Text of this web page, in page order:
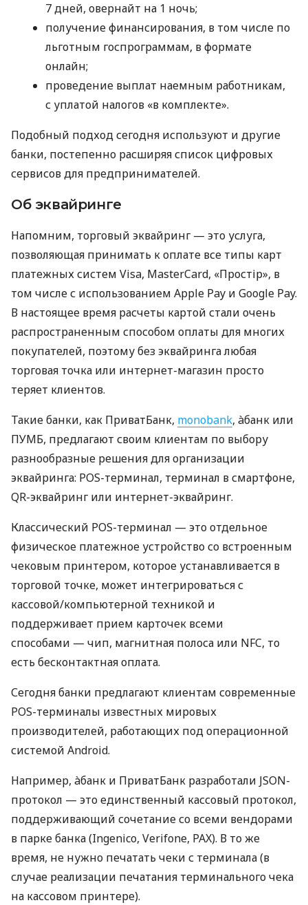
7 дней, овернайт на 1 ночь;
получение финансирования, в том числе по
льготным госпрограммам, в формате
онлайн;
проведение выплат наемным работникам,
с уплатой налогов «в комплекте».
Подобный подход сегодня используют и другие
банки, постепенно расширяя список цифровых
сервисов для предпринимателей.
Об эквайринге
Напомним, торговый эквайринг — это услуга,
позволяющая принимать к оплате все типы карт
платежных систем Visa, MasterCard, «Простір», в
том числе с использованием Apple Pay и Google Pay.
В настоящее время расчеты картой стали очень
распространенным способом оплаты для многих
покупателей, поэтому без эквайринга любая
торговая точка или интернет-магазин просто
теряет клиентов.
Такие банки, как ПриватБанк, monobank, àбанк или
ПУМБ, предлагают своим клиентам по выбору
разнообразные решения для организации
эквайринга: POS-терминал, терминал в смартфоне,
QR-эквайринг или интернет-эквайринг.
Классический POS-терминал — это отдельное
физическое платежное устройство со встроенным
чековым принтером, которое устанавливается в
торговой точке, может интегрироваться с
кассовой/компьютерной техникой и
поддерживает прием карточек всеми
способами — чип, магнитная полоса или NFC, то
есть бесконтактная оплата.
Сегодня банки предлагают клиентам современные
POS-терминалы известных мировых
производителей, работающих под операционной
системой Android.
Например, àбанк и ПриватБанк разработали JSON-
протокол — это единственный кассовый протокол,
поддерживающий сочетание со всеми вендорами
в парке банка (Ingenico, Verifone, PAX). В то же
время, не нужно печатать чеки с терминала (в
случае реализации печатания терминального чека
на кассовом принтере).